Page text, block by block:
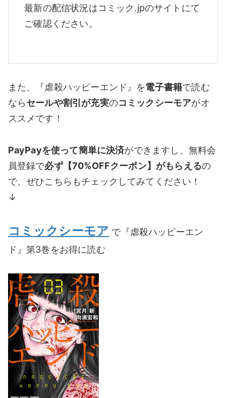
最新の配信状況はコミック.jpのサイトにて
ご確認ください。
また、『虐殺ハッピーエンド』を電子書籍で読む
ならセールや割引が充実のコミックシーモアがオ
ススメです！
PayPayを使って簡単に決済ができますし、無料会
員登録で必ず【70%OFFクーポン】がもらえるの
で、ぜひこちらもチェックしてみてください！
↓
コミックシーモア で『虐殺ハッピーエン
ド』第3巻をお得に読む